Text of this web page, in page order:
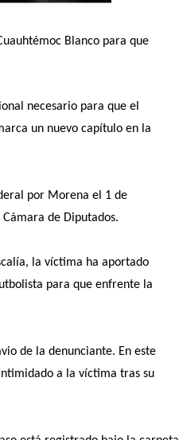
Blanco para que
necesario para que el
un nuevo capítulo en la
por Morena el 1 de
de Diputados.
la víctima ha aportado
para que enfrente la
de la denunciante. En este
a la víctima tras su